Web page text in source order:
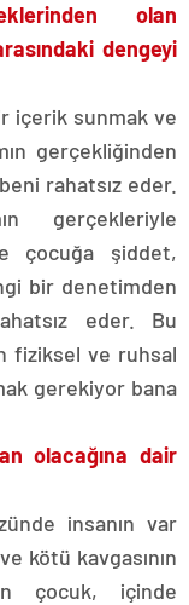
olan
dengeyi
içerik sunmak ve
gerçekliğinden
rahatsız eder.
gerçekleriyle
çocuğa şiddet,
bir denetimden
eder. Bu
fiziksel ve ruhsal
gerekiyor bana
olacağına dair
insanın var
kötü kavgasının
çocuk, içinde